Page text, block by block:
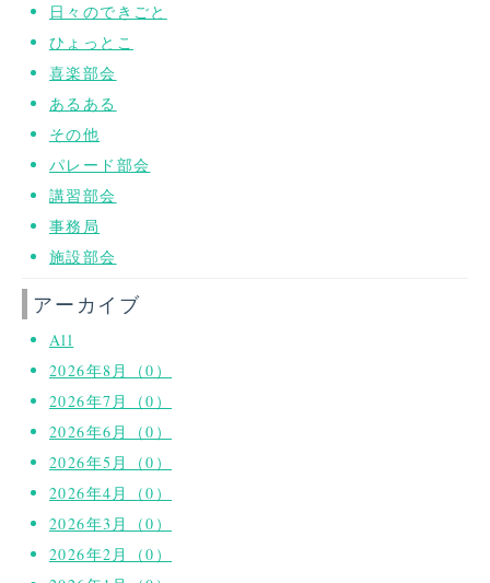
日々のできごと
ひょっとこ
喜楽部会
あるある
その他
パレード部会
講習部会
事務局
施設部会
アーカイブ
All
2026年8月（0）
2026年7月（0）
2026年6月（0）
2026年5月（0）
2026年4月（0）
2026年3月（0）
2026年2月（0）